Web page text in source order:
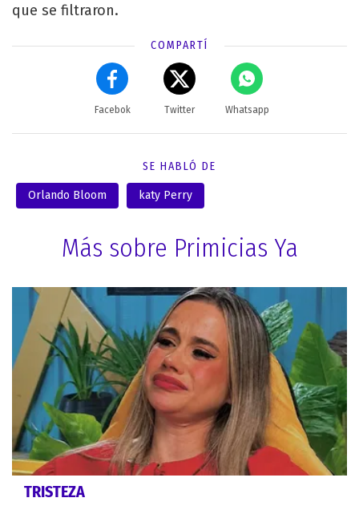
que se filtraron.
COMPARTÍ
Facebok Twitter Whatsapp
SE HABLÓ DE
Orlando Bloom katy Perry
Más sobre Primicias Ya
TRISTEZA